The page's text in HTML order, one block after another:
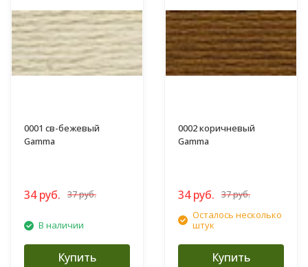
0001 св-бежевый
Gamma
34 руб. 37 руб.
В наличии
Купить
0002 коричневый
Gamma
34 руб. 37 руб.
Осталось несколько
штук
Купить